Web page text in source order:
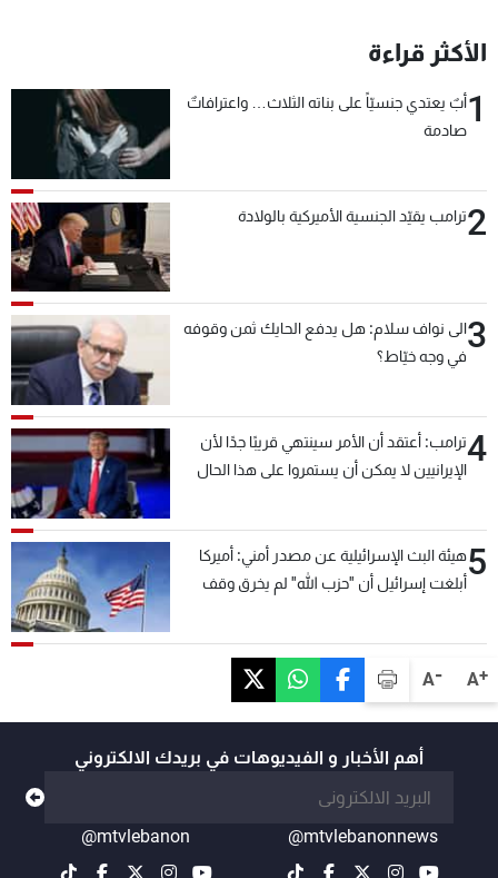
A+
A-
الأكثر قراءة
1أبٌ يعتدي جنسيّاً على بناته الثلاث… واعترافاتٌ
صادمة
2ترامب يقيّد الجنسية الأميركية بالولادة
3الى نواف سلام: هل يدفع الحايك ثمن وقوفه
في وجه خيّاط؟
4ترامب: أعتقد أن الأمر سينتهي قريبًا جدًا لأن
الإيرانيين لا يمكن أن يستمروا على هذا الحال
5هيئة البث الإسرائيلية عن مصدر أمني: أميركا
أبلغت إسرائيل أن "حزب الله" لم يخرق وقف
أهم الأخبار و الفيديوهات في بريدك الالكتروني
@mtvlebanonnews
@mtvlebanon
لاعلاناتكم